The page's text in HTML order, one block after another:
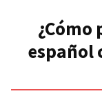
¿Cómo
español